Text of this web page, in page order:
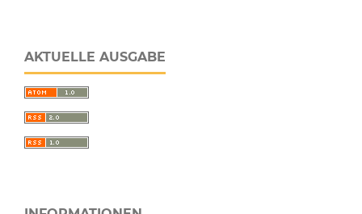
AKTUELLE AUSGABE